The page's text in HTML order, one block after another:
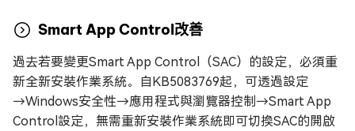
Smart App Control改善
過去若要變更Smart App Control（SAC）的設定，必須重
新全新安裝作業系統。自KB5083769起，可透過設定
→Windows安全性→應用程式與瀏覽器控制→Smart App
Control設定，無需重新安裝作業系統即可切換SAC的開啟